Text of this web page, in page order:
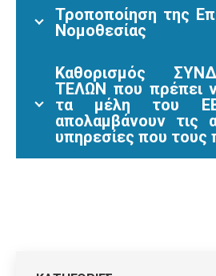
Τροποποίηση της
Νομοθεσίας
Καθορισμός
ΤΕΛΩΝ που πρέπει
τα μέλη του
απολαμβάνουν τις
υπηρεσίες που τους